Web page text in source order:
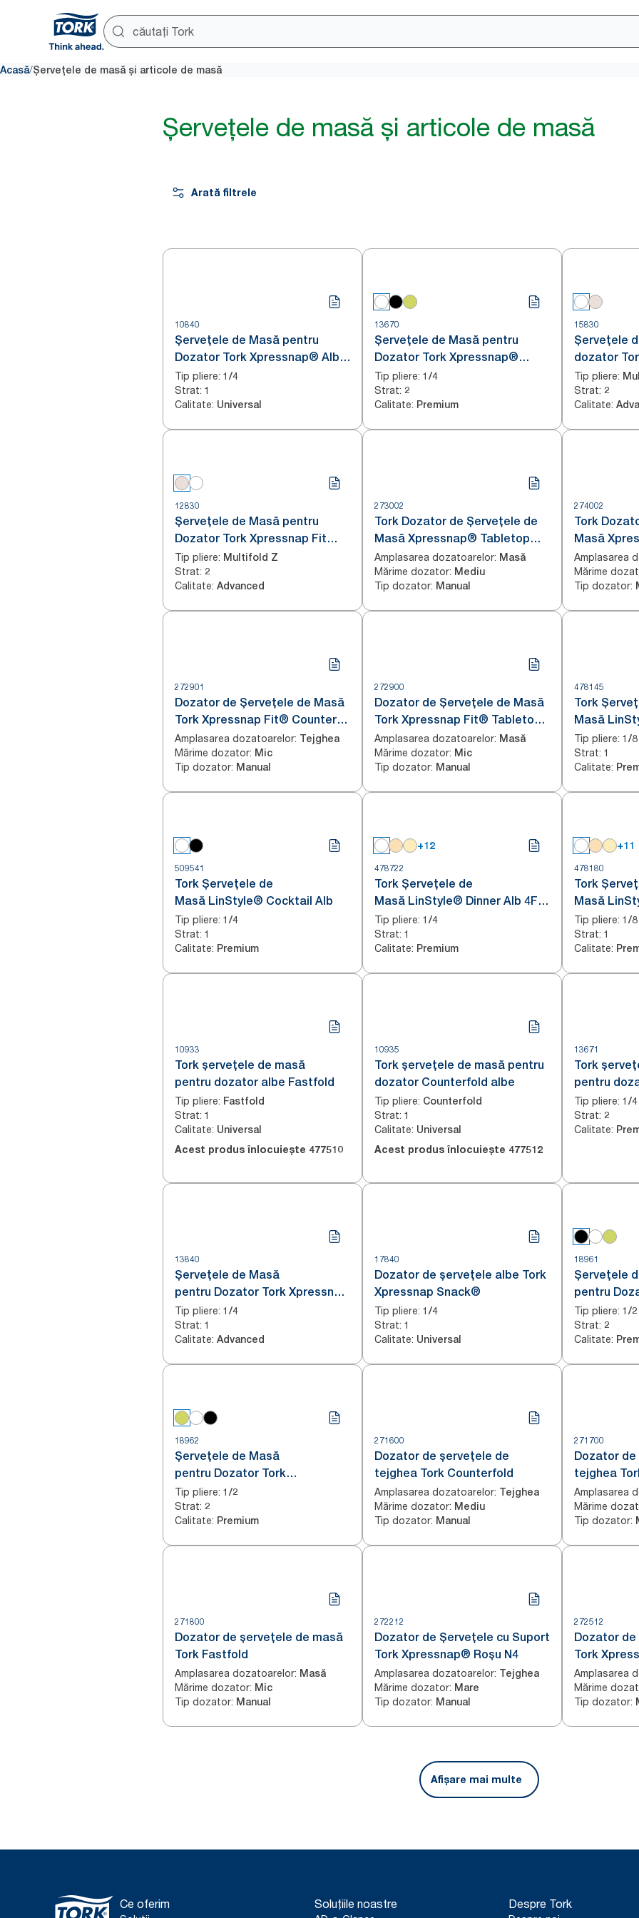
Acasă/Șervețele de masă și articole de masă
Șervețele de masă și articole de masă
Arată filtrele
10840
Șervețele de Masă pentru
Dozator Tork Xpressnap® Alb
N4
Tip pliere: 1/4
Strat: 1
Calitate: Universal
13670
Șervețele de Masă pentru
Dozator Tork Xpressnap®
Extra Soft Alb cu Design cu
Frunze N4
Tip pliere: 1/4
Strat: 2
Calitate: Premium
15830
Șervețele
dozator
Alb N14
Tip pliere:
Strat: 2
Calitate:
12830
Șervețele de Masă pentru
Dozator Tork Xpressnap Fit
Natural N14
Tip pliere: Multifold Z
Strat: 2
Calitate: Advanced
273002
Tork Dozator de Șervețele de
Masă Xpressnap® Tabletop
Walnut Image Line N4
Amplasarea dozatoarelor: Masă
Mărime dozator: Mediu
Tip dozator: Manual
274002
Tork
Masă
Aluminium
Amplasarea
Mărime
Tip dozator:
272901
Dozator de Șervețele de Masă
Tork Xpressnap Fit® Counter
Negru N14
Amplasarea dozatoarelor: Tejghea
Mărime dozator: Mic
Tip dozator: Manual
272900
Dozator de Șervețele de Masă
Tork Xpressnap Fit® Tabletop
Negru N14
Amplasarea dozatoarelor: Masă
Mărime dozator: Mic
Tip dozator: Manual
478145
Tork
Masă
Tip pliere: 1/8
Strat: 1
Calitate:
509541
Tork Șervețele de
Masă LinStyle® Cocktail Alb
Tip pliere: 1/4
Strat: 1
Calitate: Premium
+12
478722
Tork Șervețele de
Masă LinStyle® Dinner Alb 4F
compostabile industrial
Tip pliere: 1/4
Strat: 1
Calitate: Premium
+11
478180
Tork
Masă
Tip pliere: 1/8
Strat: 1
Calitate:
10933
Tork șervețele de masă
pentru dozator albe Fastfold
Tip pliere: Fastfold
Strat: 1
Calitate: Universal
Acest produs înlocuiește 477510
10935
Tork șervețele de masă pentru
dozator Counterfold albe
Tip pliere: Counterfold
Strat: 1
Calitate: Universal
Acest produs înlocuiește 477512
13671
Tork
pentru
Soft cu
Tip pliere: 1/4
Strat: 2
Calitate:
13840
Șervețele de Masă
pentru Dozator Tork Xpressnap® Natural
N4
Tip pliere: 1/4
Strat: 1
Calitate: Advanced
17840
Dozator de șervețele albe Tork
Xpressnap Snack®
Tip pliere: 1/4
Strat: 1
Calitate: Universal
18961
Șervețele
pentru
N4
Tip pliere: 1/2
Strat: 2
Calitate:
18962
Șervețele de Masă
pentru Dozator Tork
Xpressnap® Extra Soft Lime
N4
Tip pliere: 1/2
Strat: 2
Calitate: Premium
271600
Dozator de șervețele de
tejghea Tork Counterfold
Amplasarea dozatoarelor: Tejghea
Mărime dozator: Mediu
Tip dozator: Manual
271700
Dozator
tejghea
Amplasarea
Mărime
Tip dozator:
271800
Dozator de șervețele de masă
Tork Fastfold
Amplasarea dozatoarelor: Masă
Mărime dozator: Mic
Tip dozator: Manual
272212
Dozator de Șervețele cu Suport
Tork Xpressnap® Roșu N4
Amplasarea dozatoarelor: Tejghea
Mărime dozator: Mare
Tip dozator: Manual
272512
Dozator
Tork
Roșu N4
Amplasarea
Mărime
Tip dozator:
Afișare mai multe
Ce oferim Soluțiile noastre Despre Tork